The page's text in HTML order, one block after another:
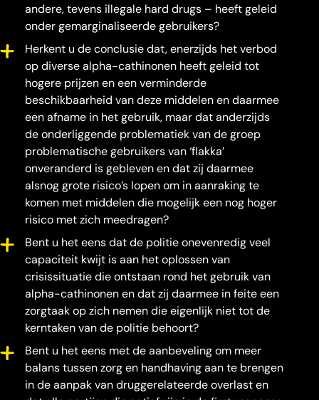
andere, tevens illegale hard drugs – heeft geleid
onder gemarginaliseerde gebruikers?
Herkent u de conclusie dat, enerzijds het verbod
op diverse alpha-cathinonen heeft geleid tot
hogere prijzen en een verminderde
beschikbaarheid van deze middelen en daarmee
een afname in het gebruik, maar dat anderzijds
de onderliggende problematiek van de groep
problematische gebruikers van ‘flakka’
onveranderd is gebleven en dat zij daarmee
alsnog grote risico’s lopen om in aanraking te
komen met middelen die mogelijk een nog hoger
risico met zich meedragen?
Bent u het eens dat de politie onevenredig veel
capaciteit kwijt is aan het oplossen van
crisissituatie die ontstaan rond het gebruik van
alpha-cathinonen en dat zij daarmee in feite een
zorgtaak op zich nemen die eigenlijk niet tot de
kerntaken van de politie behoort?
Bent u het eens met de aanbeveling om meer
balans tussen zorg en handhaving aan te brengen
in de aanpak van druggerelateerde overlast en